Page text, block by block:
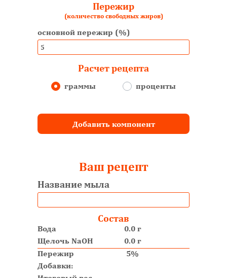
Пережир
(количество свободных жиров)
основной пережир (%)
Расчет рецепта
граммы проценты
Добавить компонент
Ваш рецепт
Название мыла
Состав
Вода
0.0 г
Щелочь NaOH
0.0 г
Пережир
5%
Добавки: